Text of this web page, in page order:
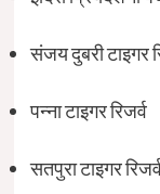
संजय दुबरी टाइगर
पन्ना टाइगर रिजर्व
सतपुरा टाइगर